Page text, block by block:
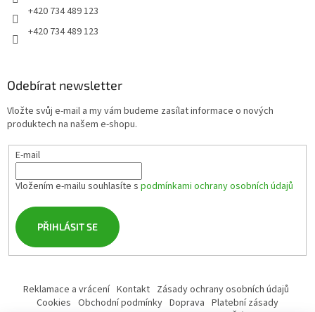
+420 734 489 123
+420 734 489 123
Odebírat newsletter
Vložte svůj e-mail a my vám budeme zasílat informace o nových
produktech na našem e-shopu.
E-mail
Vložením e-mailu souhlasíte s podmínkami ochrany osobních údajů
PŘIHLÁSIT SE
Reklamace a vrácení Kontakt Zásady ochrany osobních údajů
Cookies Obchodní podmínky Doprava Platební zásady